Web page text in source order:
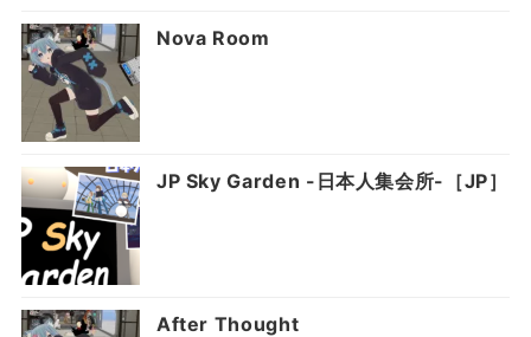
Nova Room
JP Sky Garden -日本人集会所-［JP］
After Thought